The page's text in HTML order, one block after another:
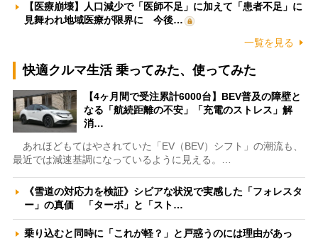
【医療崩壊】人口減少で「医師不足」に加えて「患者不足」に
見舞われ地域医療が限界に 今後…
一覧を見る
快適クルマ生活 乗ってみた、使ってみた
【4ヶ月間で受注累計6000台】BEV普及の障壁と
なる「航続距離の不安」「充電のストレス」解
消…
あれほどもてはやされていた「EV（BEV）シフト」の潮流も、
最近では減速基調になっているように見える。…
《雪道の対応力を検証》シビアな状況で実感した「フォレスタ
ー」の真価 「ターボ」と「スト…
乗り込むと同時に「これが軽？」と戸惑うのには理由があっ